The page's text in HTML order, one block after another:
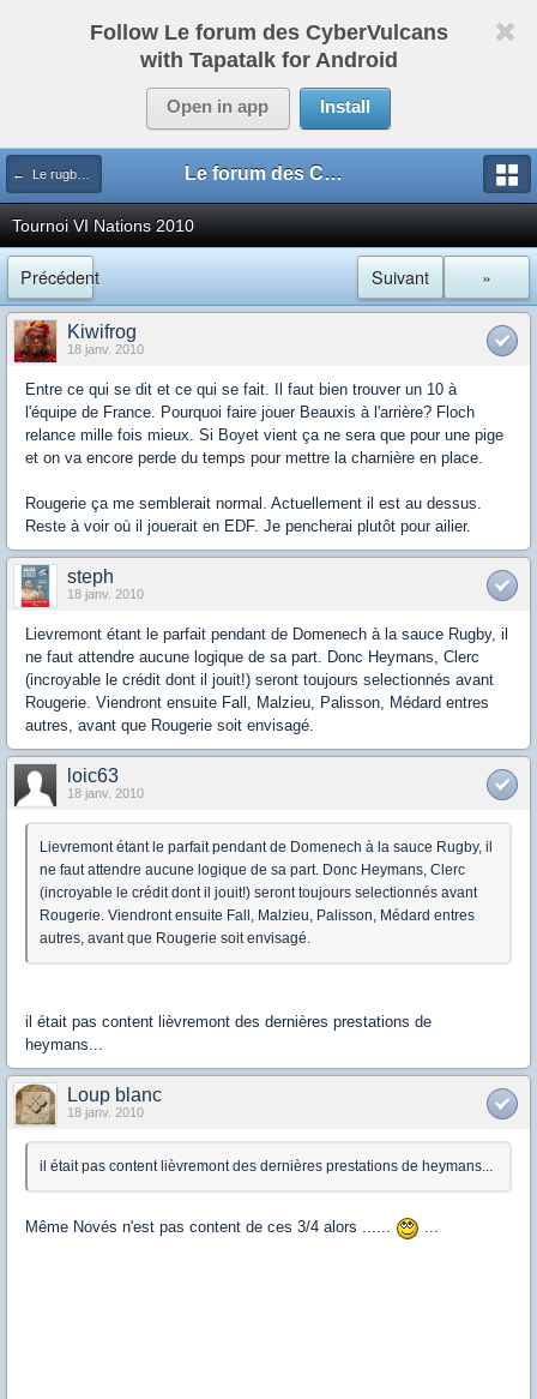
Follow Le forum des CyberVulcans
with Tapatalk for Android
Open in app Install
← Le rugby international Le forum des CyberVulcans
Tournoi VI Nations 2010
Précédent »
Suivant
Kiwifrog
18 janv. 2010
Entre ce qui se dit et ce qui se fait. Il faut bien trouver un 10 à
l'équipe de France. Pourquoi faire jouer Beauxis à l'arrière? Floch
relance mille fois mieux. Si Boyet vient ça ne sera que pour une pige
et on va encore perde du temps pour mettre la charnière en place.
Rougerie ça me semblerait normal. Actuellement il est au dessus.
Reste à voir où il jouerait en EDF. Je pencherai plutôt pour ailier.
steph
18 janv. 2010
Lievremont étant le parfait pendant de Domenech à la sauce Rugby, il
ne faut attendre aucune logique de sa part. Donc Heymans, Clerc
(incroyable le crédit dont il jouit!) seront toujours selectionnés avant
Rougerie. Viendront ensuite Fall, Malzieu, Palisson, Médard entres
autres, avant que Rougerie soit envisagé.
loic63
18 janv. 2010
Lievremont étant le parfait pendant de Domenech à la sauce Rugby, il
ne faut attendre aucune logique de sa part. Donc Heymans, Clerc
(incroyable le crédit dont il jouit!) seront toujours selectionnés avant
Rougerie. Viendront ensuite Fall, Malzieu, Palisson, Médard entres
autres, avant que Rougerie soit envisagé.
il était pas content lièvremont des dernières prestations de
heymans...
Loup blanc
18 janv. 2010
il était pas content lièvremont des dernières prestations de heymans...
Même Novés n'est pas content de ces 3/4 alors ...... ...